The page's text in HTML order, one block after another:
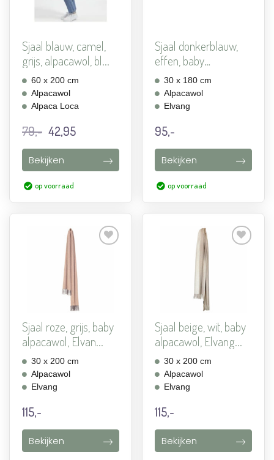
Sjaal blauw, camel,
grijs, alpacawol, bl...
60 x 200 cm
Alpacawol
Alpaca Loca
79,- Oorspronkelijke
prijs
was:
79,-.
42,95Huidige
42,95.
Bekijken
op voorraad
Sjaal donkerblauw,
effen, baby
alpacawol...
30 x 180 cm
Alpacawol
Elvang
95,-
Bekijken
op voorraad
Sjaal roze, grijs, baby
alpacawol, Elvan...
30 x 200 cm
Alpacawol
Elvang
115,-
Bekijken
Sjaal beige, wit, baby
alpacawol, Elvang...
30 x 200 cm
Alpacawol
Elvang
115,-
Bekijken